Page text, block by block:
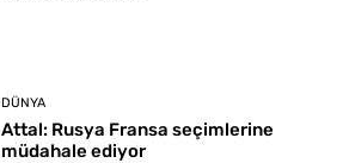
DÜNYA
Attal: Rusya Fransa seçimlerine
müdahale ediyor